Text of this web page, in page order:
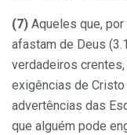
(7) Aqueles que,
afastam de Deus
verdadeiros
exigências de
advertências das
que alguém pode